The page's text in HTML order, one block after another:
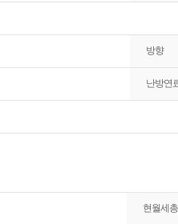
방향
난방연
현월세